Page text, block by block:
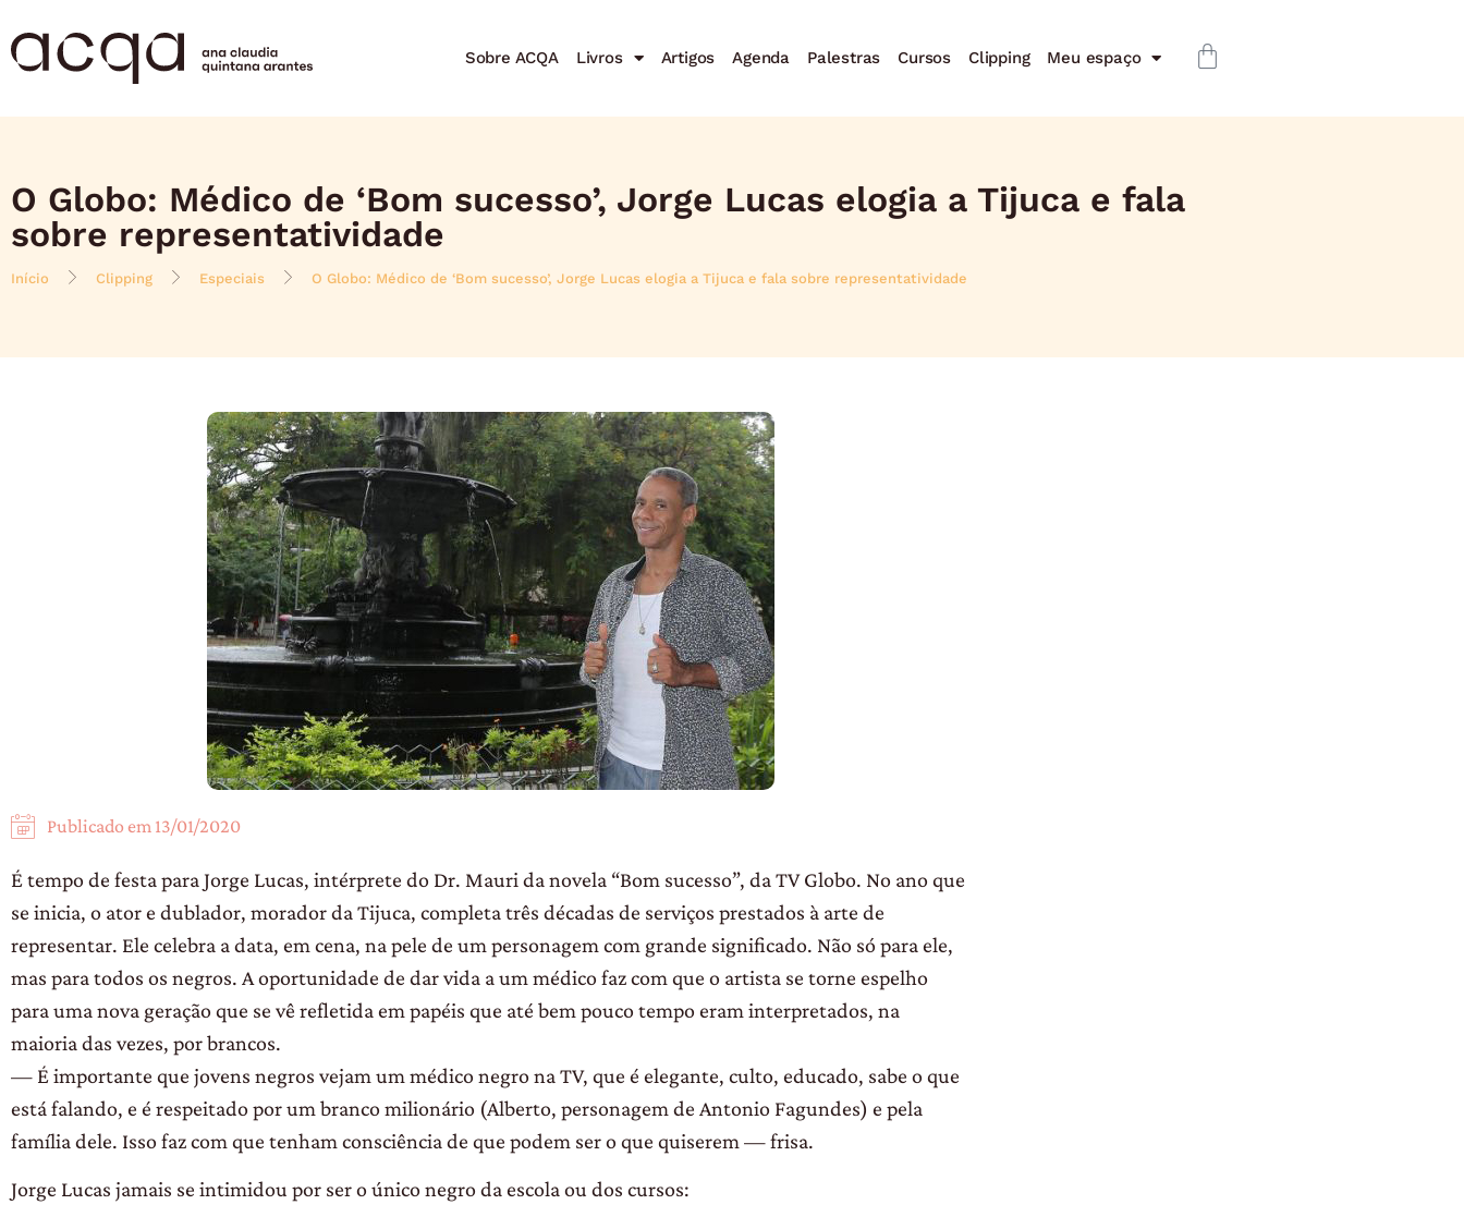
Sobre ACQA Livros Artigos Agenda Palestras Cursos Clipping Meu espaço
O Globo: Médico de ‘Bom sucesso’, Jorge Lucas elogia a Tijuca e fala
sobre representatividade
Início Clipping Especiais O Globo: Médico de ‘Bom sucesso’, Jorge Lucas elogia a Tijuca e fala sobre representatividade
Publicado em 13/01/2020
É tempo de festa para Jorge Lucas, intérprete do Dr. Mauri da novela “Bom sucesso”, da TV Globo. No ano que
se inicia, o ator e dublador, morador da Tijuca, completa três décadas de serviços prestados à arte de
representar. Ele celebra a data, em cena, na pele de um personagem com grande significado. Não só para ele,
mas para todos os negros. A oportunidade de dar vida a um médico faz com que o artista se torne espelho
para uma nova geração que se vê refletida em papéis que até bem pouco tempo eram interpretados, na
maioria das vezes, por brancos.
— É importante que jovens negros vejam um médico negro na TV, que é elegante, culto, educado, sabe o que
está falando, e é respeitado por um branco milionário (Alberto, personagem de Antonio Fagundes) e pela
família dele. Isso faz com que tenham consciência de que podem ser o que quiserem — frisa.
Jorge Lucas jamais se intimidou por ser o único negro da escola ou dos cursos: